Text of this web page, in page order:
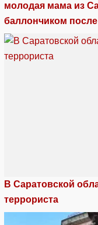
молодая мама из
баллончиком
В Саратовской
террориста